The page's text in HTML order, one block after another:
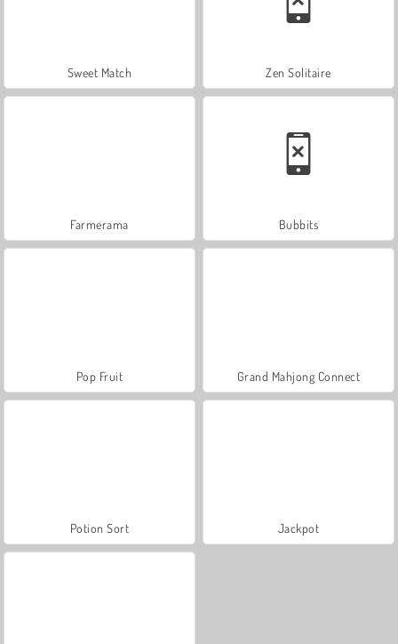
Sweet Match Zen Solitaire
Farmerama Bubbits
Pop Fruit Grand Mahjong Connect
Potion Sort Jackpot